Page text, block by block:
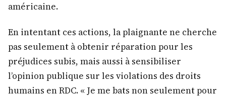
américaine.
En intentant ces actions, la plaignante ne cherche
pas seulement à obtenir réparation pour les
préjudices subis, mais aussi à sensibiliser
l’opinion publique sur les violations des droits
humains en RDC. « Je me bats non seulement pour